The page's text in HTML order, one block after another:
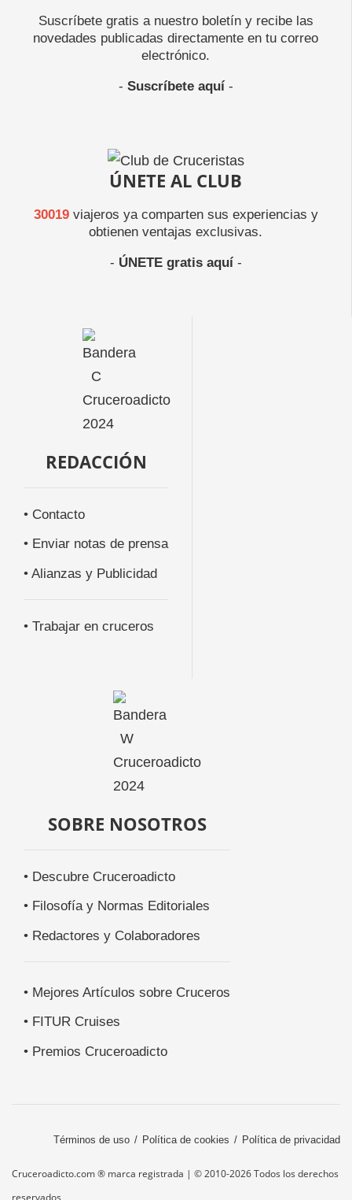
Suscríbete gratis a nuestro boletín y recibe las
novedades publicadas directamente en tu correo
electrónico.
- Suscríbete aquí-
ÚNETE AL CLUB
30019viajeros ya comparten sus experiencias y
obtienen ventajas exclusivas.
- ÚNETE gratis aquí-
REDACCIÓN
• Contacto
• Enviar notas de prensa
• Alianzas y Publicidad
• Trabajar en cruceros
SOBRE NOSOTROS
• Descubre Cruceroadicto
• Filosofía y Normas Editoriales
• Redactores y Colaboradores
• Mejores Artículos sobre Cruceros
• FITUR Cruises
• Premios Cruceroadicto
Términos de uso Política de cookies Política de privacidad
Cruceroadicto.com ® marca registrada | © 2010-2026 Todos los derechos